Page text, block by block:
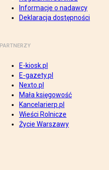
Informacje o nadawcy
Deklaracja dostępności
PARTNERZY
E-kiosk.pl
E-gazety.pl
Nexto.pl
Mała księgowość
Kancelarierp.pl
Wieści Rolnicze
Życie Warszawy